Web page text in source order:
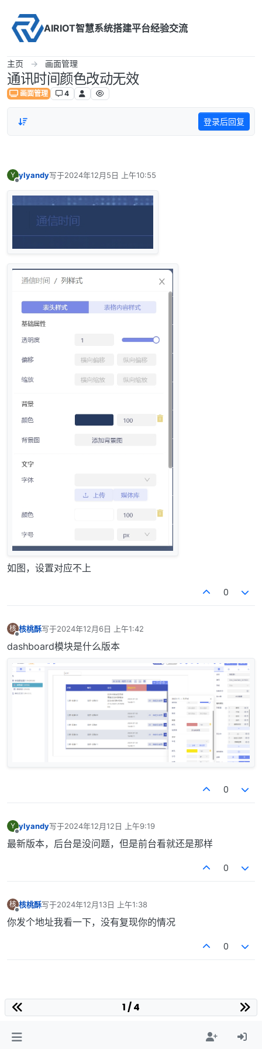
AIRIOT智慧系统搭建平台经验交流
主页 画面管理
通讯时间颜色改动无效
画面管理 4
登录后回复
Y ylyandy写于2024年12月5日 上午10:55
最后由 编辑
如图，设置对应不上
0
核 核桃酥写于2024年12月6日 上午1:42
最后由 编辑
dashboard模块是什么版本
0
Y ylyandy写于2024年12月12日 上午9:19
最后由 编辑
最新版本，后台是没问题，但是前台看就还是那样
0
核 核桃酥写于2024年12月13日 上午1:38
最后由 编辑
你发个地址我看一下，没有复现你的情况
0
1 / 4